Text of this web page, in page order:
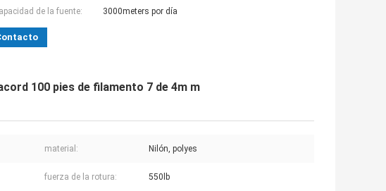
de la fuente:
3000meters por día
100 pies de filamento 7 de 4m m
material: Nilón, polyes
fuerza de la rotura: 550lb